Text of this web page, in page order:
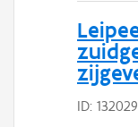
ID: 132029